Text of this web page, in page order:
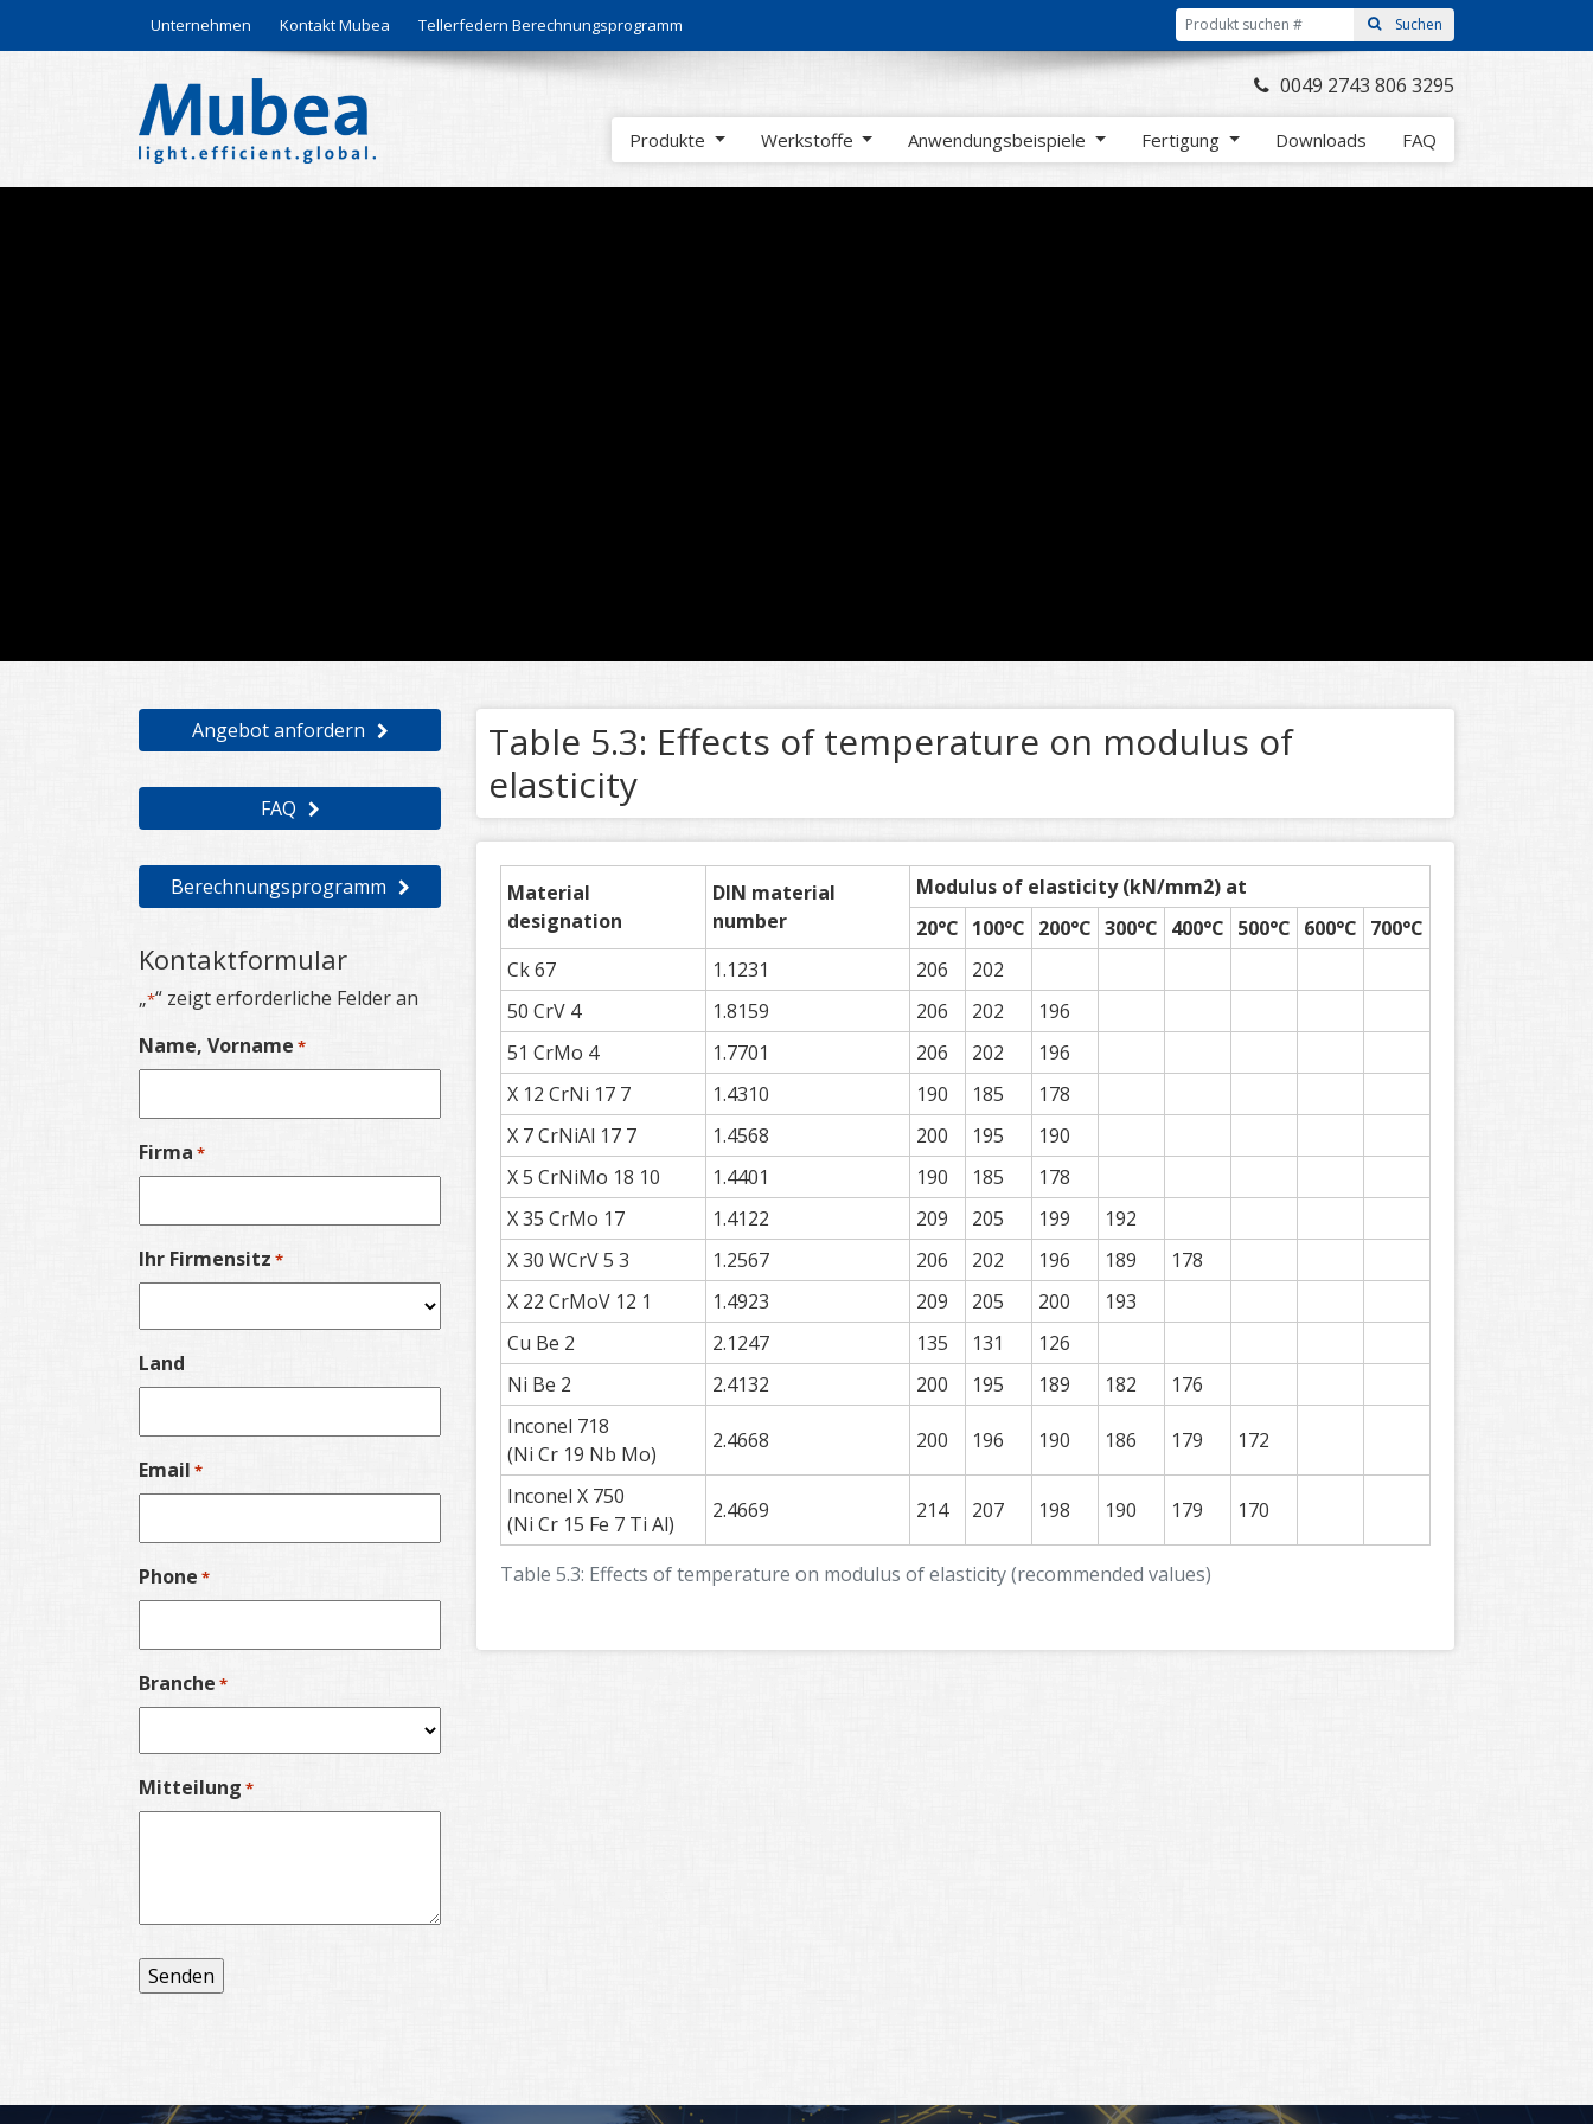
Unternehmen Kontakt Mubea Tellerfedern Berechnungsprogramm
0049 2743 806 3295
Produkte Werkstoffe Anwendungsbeispiele Fertigung Downloads FAQ
Table 5.3: Effects of temperature on modulus of
elasticity
Table 5.3: Effects of temperature on modulus of elasticity (recommended values)
Material
designation
DIN material
number
Modulus of elasticity (kN/mm2) at
20°C 100°C 200°C 300°C 400°C 500°C 600°C 700°C
Ck 67
1.1231 206
202
50 CrV 4
1.8159 206 202
196
51 CrMo 4
1.7701 206 202
196
X 12 CrNi 17 7
1.4310 190 185
178
X 7 CrNiAl 17 7
1.4568 200 195
190
X 5 CrNiMo 18 10
1.4401 190 185
178
X 35 CrMo 17
1.4122 209 205 199
192
X 30 WCrV 5 3
1.2567 206 202 196 189
178
X 22 CrMoV 12 1
1.4923 209 205 200
193
Cu Be 2
2.1247 135 131
126
Ni Be 2
2.4132 200 195 189 182
176
Inconel 718
(Ni Cr 19 Nb Mo)
2.4668 200 196 190 186 179 172
Inconel X 750
(Ni Cr 15 Fe 7 Ti Al)
2.4669 214 207 198 190 179 170
Angebot anfordern
FAQ
Berechnungsprogramm
Kontaktformular
„*“ zeigt erforderliche Felder an
Name, Vorname *
Firma *
Ihr Firmensitz *
Land
Email *
Phone *
Branche *
Mitteilung *